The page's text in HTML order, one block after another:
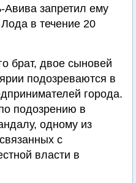
Авива запретил ему
в течение 20
брат, двое сыновей
подозреваются в
города.
подозрению в
одному из
с
власти в